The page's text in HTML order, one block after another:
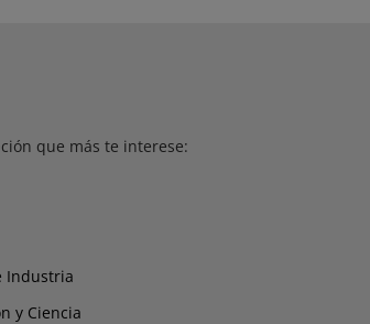
que más te interese:
Industria
y Ciencia